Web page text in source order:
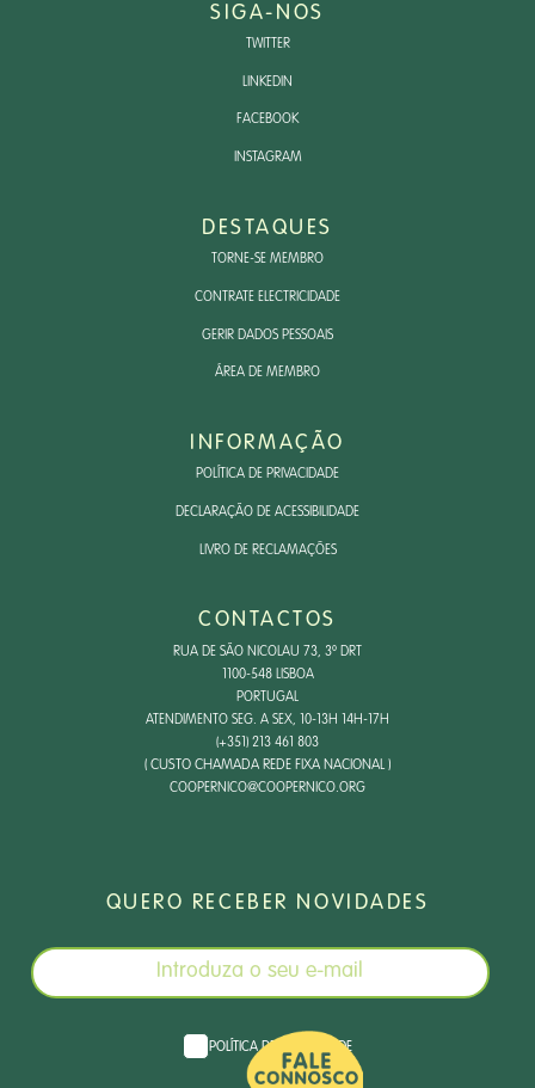
SIGA-NOS
TWITTER
LINKEDIN
FACEBOOK
INSTAGRAM
DESTAQUES
TORNE-SE MEMBRO
CONTRATE ELECTRICIDADE
GERIR DADOS PESSOAIS
ÁREA DE MEMBRO
INFORMAÇÃO
POLÍTICA DE PRIVACIDADE
DECLARAÇÃO DE ACESSIBILIDADE
LIVRO DE RECLAMAÇÕES
CONTACTOS
RUA DE SÃO NICOLAU 73, 3º DRT
1100-548 LISBOA
PORTUGAL
ATENDIMENTO SEG. A SEX, 10-13H 14H-17H
(+351) 213 461 803
( CUSTO CHAMADA REDE FIXA NACIONAL )
COOPERNICO@COOPERNICO.ORG
QUERO RECEBER NOVIDADES
POLÍTICA DE PRIVACIDADE